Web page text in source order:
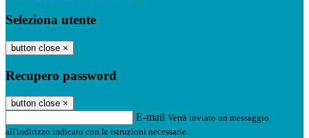
Seleziona utente
button close ×
Recupero password
button close ×
E-mail Verrà inviato un messaggio
all'indirizzo indicato con le istruzioni necessarie.